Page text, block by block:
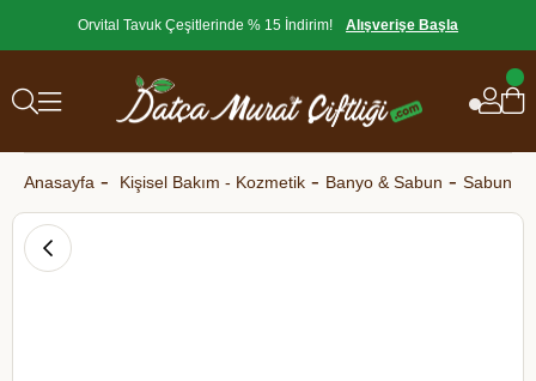
Orvital Tavuk Çeşitlerinde % 15 İndirim! Alışverişe Başla
Anasayfa Kişisel Bakım - Kozmetik Banyo & Sabun Sabun